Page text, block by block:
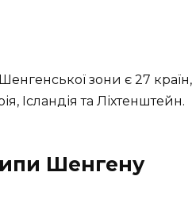
зони є 27
Ісландія та Ліхтенштейн.
Шенгену